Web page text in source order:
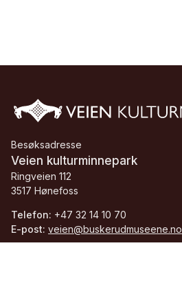
Besøksadresse
Veien kulturminnepark
Ringveien 112
3517 Hønefoss
Telefon: +47 32 14 10 70
E-post: veien@buskerudmuseene.no